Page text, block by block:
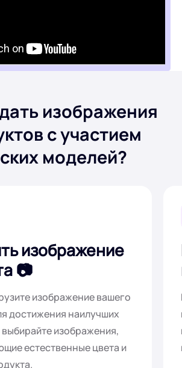
изображения
с участием
моделей?
изображение
изображение вашего
достижения наилучших
выбирайте изображения,
естественные цвета и